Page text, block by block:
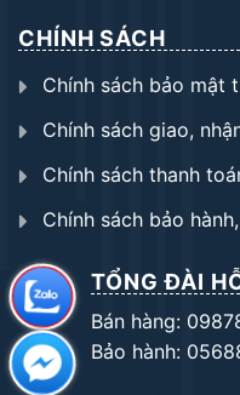
CHÍNH SÁCH
Chính sách bảo mật
Chính sách giao,
Chính sách thanh
Chính sách bảo
TỔNG ĐÀI
Bán hàng:
Bảo hành: